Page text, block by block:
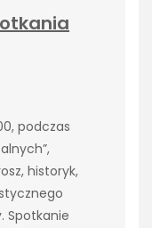
podczas
historyk,
Spotkanie